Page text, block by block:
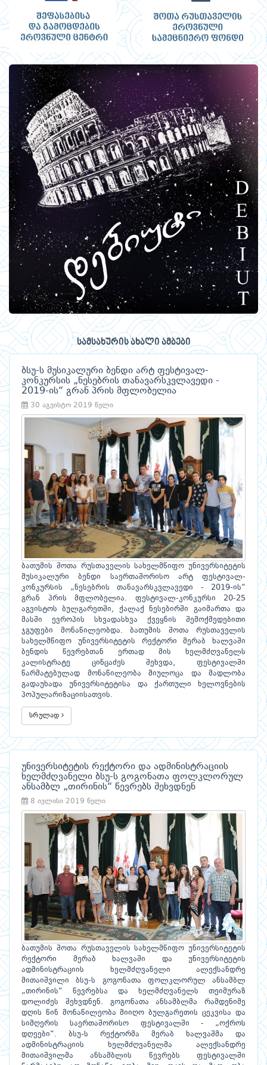
სამსახურის ახალი ამბები
ბსუ-ს მუსიკალური ბენდი არტ ფესტივალ-
კონკურსის „ნესებრის თანავარსკვლავედი -
2019-ის“ გრან პრის მფლობელია
30 აგვისტო 2019 წელი
ბათუმის შოთა რუსთაველის სახელმწიფო უნივერსიტეტის
მუსიკალური ბენდი საერთაშორისო არტ ფესტივალ-
კონკურსის „ნესებრის თანავარსკვლავედი - 2019-ის“
გრან პრის მფლობელია. ფესტივალ-კონკურსი 20-25
აგვისტოს ბულგარეთში, ქალაქ ნესებირში გაიმართა და
მასში ევროპის სხვადასხვა ქვეყნის შემოქმედებითი
ჯგუფები მონაწილეობდა. ბათუმის შოთა რუსთაველის
სახელმწიფო უნივერსიტეტის რექტორი მერაბ ხალვაში
ბენდის წევრებთან ერთად მის ხელმძღვანელს
კალისტრატე ცინცაძეს შეხვდა, ფესტივალში
წარმატებულად მონაწილეობა მიულოცა და მადლობა
გადაუხადა უნივერსიტეტისა და ქართული ხელოვნების
პოპულარიზაციისათვის.
სრულად
უნივერსიტეტის რექტორი და ადმინისტრაციის
ხელმძღვანელი ბსუ-ს გოგონათა ფოლკლორულ
ანსამბლ „თირინის“ წევრებს შეხვდნენ
8 ივლისი 2019 წელი
ბათუმის შოთა რუსთაველის სახელმწიფო უნივერსიტეტის
რექტორი მერაბ ხალვაში და უნივერსიტეტის
ადმინისტრაციის ხელმძღვანელი ალექსანდრე
მითაიშვილი ბსუ-ს გოგონათა ფოლკლორულ ანსამბლ
„თირინის“ წევრებსა და ხელმძღვანელს თეიმურაზ
დოლიძეს შეხვდნენ. გოგონათა ანსამბლმა რამდენიმე
დღის წინ მონაწილეობა მიიღო ბულგარეთის ცეკვისა და
სიმღერის საერთაშორისო ფესტივალში - „ოქროს
დღეები“. ბსუ-ს რექტორმა მერაბ ხალვაშმა და
ადმინისტრაციის ხელმძღვანელმა ალექსანდრე
მითაიშვილმა ანსამბლის წევრებს ფესტივალში